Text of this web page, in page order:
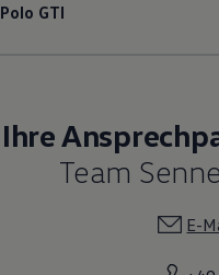
Polo GTI
Ihre
Team
E-